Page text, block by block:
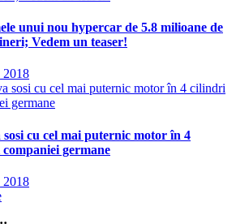
unui nou hypercar de 5.8 milioane de
Vedem un teaser!
2018
cu cel mai puternic motor în 4
germane
2018